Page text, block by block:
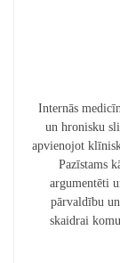
Internās
un hronisku
apvienojot
Pazīstams
argumentēti
pārvaldību
skaidrai